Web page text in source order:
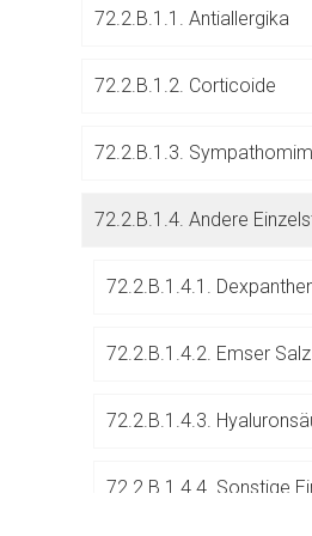
72.2.B.1.1. Antiallergika
72.2.B.1.2. Corticoide
72.2.B.1.3.
72.2.B.1.4. Andere
72.2.B.1.4.1.
72.2.B.1.4.2. Emser Salz
72.2.B.1.4.3.
72.2.B.1.4.4. Sonstige